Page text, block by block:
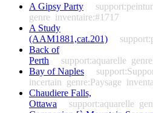
A Gipsy Party
genre inventaire:#1717
A Study
(AAM1881,cat.201)
Back of
Perth
support:aquarelle
Bay of Naples
incertain genre:Paysage
Chaudiere Falls,
Ottawa
support:aquarelle